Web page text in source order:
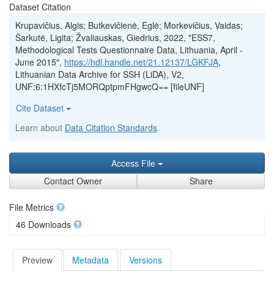
Dataset Citation
Krupavičius, Algis; Butkevičienė, Eglė; Morkevičius, Vaidas;
Šarkutė, Ligita; Žvaliauskas, Giedrius, 2022, "ESS7,
Methodological Tests Questionnaire Data, Lithuania, April -
June 2015", https://hdl.handle.net/21.12137/LGKFJA,
Lithuanian Data Archive for SSH (LiDA), V2,
UNF:6:1HXfcTj5MORQptpmFHgwcQ== [fileUNF]
Cite Dataset
Learn about Data Citation Standards.
Access File
Contact Owner
Share
File Metrics
46 Downloads
Preview Metadata Versions